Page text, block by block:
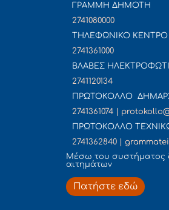
ΓΡΑΜΜΗ ΔΗΜΟΤΗ
2741080000
ΤΗΛΕΦΩΝΙΚΟ ΚΕΝΤΡΟ
2741361000
ΒΛΑΒΕΣ
2741120134
ΠΡΩΤΟΚΟΛΛΟ
2741361074 |
ΠΡΩΤΟΚΟΛΛΟ
2741362840 |
Mέσω του συστήματος
αιτημάτων
Πατήστε εδώ